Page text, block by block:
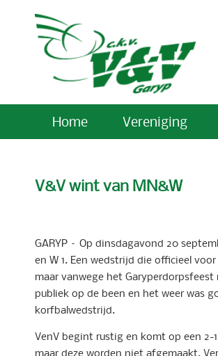
Home Vereniging
V&V wint van MN&W
GARYP – Op dinsdagavond 20
en W 1. Een wedstrijd die officieel
maar vanwege het
publiek op de been en het weer was
korfbalwedstrijd.
VenV begint rustig en komt op een 2-
maar deze worden niet afgemaakt.